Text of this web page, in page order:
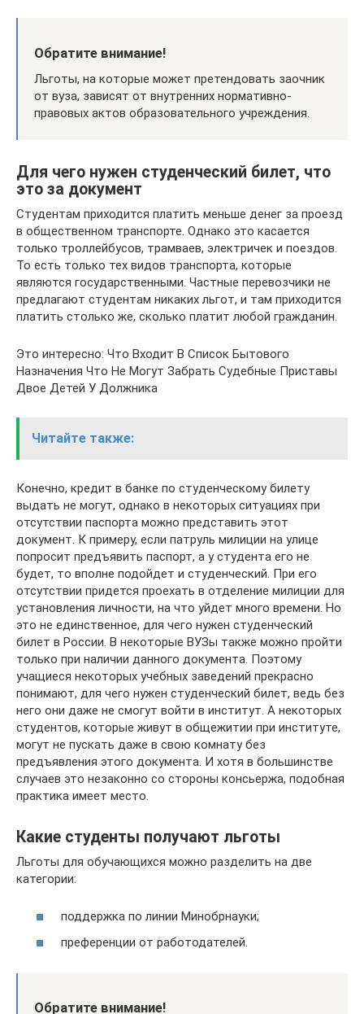
Обратите внимание!
Льготы, на которые может претендовать заочник
от вуза, зависят от внутренних нормативно-
правовых актов образовательного учреждения.
Для чего нужен студенческий билет, что
это за документ
Студентам приходится платить меньше денег за проезд
в общественном транспорте. Однако это касается
только троллейбусов, трамваев, электричек и поездов.
То есть только тех видов транспорта, которые
являются государственными. Частные перевозчики не
предлагают студентам никаких льгот, и там приходится
платить столько же, сколько платит любой гражданин.
Это интересно: Что Входит В Список Бытового
Назначения Что Не Могут Забрать Судебные Приставы
Двое Детей У Должника
Читайте также:
Конечно, кредит в банке по студенческому билету
выдать не могут, однако в некоторых ситуациях при
отсутствии паспорта можно представить этот
документ. К примеру, если патруль милиции на улице
попросит предъявить паспорт, а у студента его не
будет, то вполне подойдет и студенческий. При его
отсутствии придется проехать в отделение милиции для
установления личности, на что уйдет много времени. Но
это не единственное, для чего нужен студенческий
билет в России. В некоторые ВУЗы также можно пройти
только при наличии данного документа. Поэтому
учащиеся некоторых учебных заведений прекрасно
понимают, для чего нужен студенческий билет, ведь без
него они даже не смогут войти в институт. А некоторых
студентов, которые живут в общежитии при институте,
могут не пускать даже в свою комнату без
предъявления этого документа. И хотя в большинстве
случаев это незаконно со стороны консьержа, подобная
практика имеет место.
Какие студенты получают льготы
Льготы для обучающихся можно разделить на две
категории:
поддержка по линии Минобрнауки;
преференции от работодателей.
Обратите внимание!